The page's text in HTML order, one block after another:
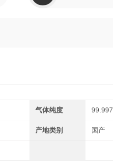
气体纯度 99.997
产地类别 国产